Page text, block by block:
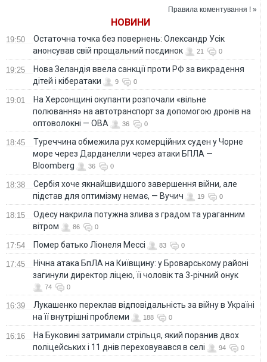
городите!.. Не
ВИДЕО
Правила коментування ! »
НОВИНИ
19:50
Остаточна точка без повернень: Олександр Усік
анонсував свій прощальний поєдинок
21 0
19:25
Нова Зеландія ввела санкції проти РФ за викрадення
дітей і кібератаки
9 0
19:01
На Херсонщині окупанти розпочали «вільне
полювання» на автотранспорт за допомогою дронів на
оптоволокні — ОВА
36 0
18:45
Туреччина обмежила рух комерційних суден у Чорне
море через Дарданелли через атаки БПЛА —
Bloomberg
36 0
18:38
Сербія хоче якнайшвидшого завершення війни, але
підстав для оптимізму немає, — Вучич
19 0
18:15
Одесу накрила потужна злива з градом та ураганним
вітром
86 0
17:54 Помер батько Ліонеля Мессі 83 0
17:45
Нічна атака БпЛА на Київщину: у Броварському районі
загинули директор ліцею, її чоловік та 3-річний онук
74 0
16:39
Лукашенко переклав відповідальність за війну в Україні
на її внутрішні проблеми
188 0
16:16
На Буковині затримали стрільця, який поранив двох
поліцейських і 11 днів переховувався в селі
94 0